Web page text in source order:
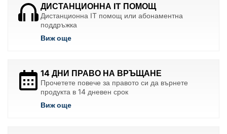
ДИСТАНЦИОННА IT ПОМОЩ
Дистанционна IT помощ или абонаментна
поддръжка
Виж още
14 ДНИ ПРАВО НА ВРЪЩАНЕ
Прочетете повече за правото си да върнете
продукта в 14 дневен срок
Виж още